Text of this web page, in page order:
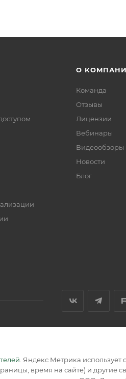
О
Команда
Отзывы
Лицензии
Вебинары
Видеообзоры
Новости
Блог
на сайте, носит
. Яндекс Метрика
время на сайте) и другие